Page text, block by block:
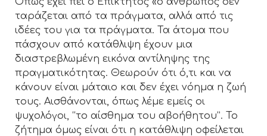
ταράζεται από τα πράγματα, αλλά από τις
ιδέες του για τα πράγματα. Τα άτομα που
πάσχουν από κατάθλιψη έχουν μια
διαστρεβλωμένη εικόνα αντίληψης της
πραγματικότητας. Θεωρούν ότι ό,τι και να
κάνουν είναι μάταιο και δεν έχει νόημα η ζωή
τους. Αισθάνονται, όπως λέμε εμείς οι
ψυχολόγοι, “το αίσθημα του αβοήθητου”. Το
ζήτημα όμως είναι ότι η κατάθλιψη οφείλεται